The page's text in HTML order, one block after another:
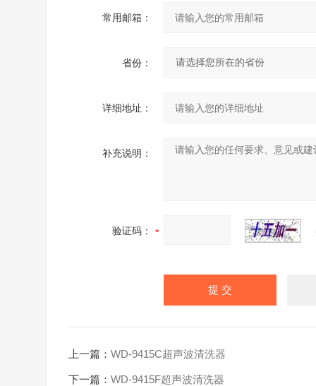
常用邮箱：
省份：
详细地址：
补充说明：
验证码：
上一篇：WD-9415C超声波清洗器
下一篇：WD-9415F超声波清洗器